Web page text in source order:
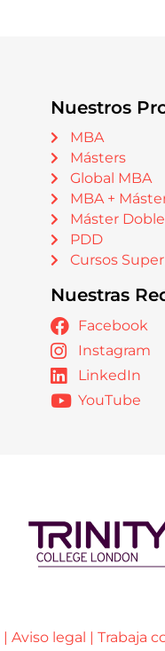
Nuestros
MBA
Másters
Global MBA
MBA +
Máster
PDD
Cursos
Nuestras
Facebook
Instagram
LinkedIn
YouTube
| Aviso legal | Trabaja